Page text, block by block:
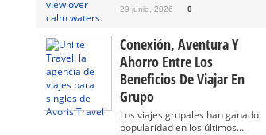
29 junio, 2026 0
Conexión, Aventura Y
Ahorro Entre Los
Beneficios De Viajar En
Grupo
Los viajes grupales han ganado
popularidad en los últimos...